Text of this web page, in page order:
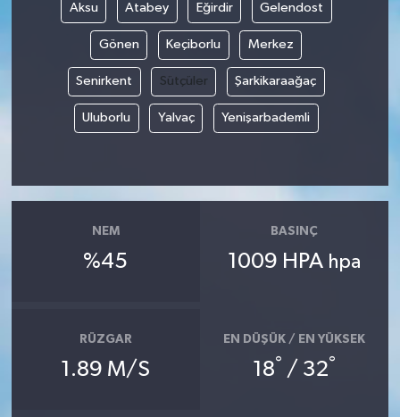
Aksu Atabey Eğirdir Gelendost
Gönen Keçiborlu Merkez
Senirkent Sütçüler Şarkikaraağaç
Uluborlu Yalvaç Yenişarbademli
NEM
%45
BASINÇ
1009 HPA hpa
RÜZGAR
1.89 M/S
EN DÜŞÜK / EN YÜKSEK
18° / 32°